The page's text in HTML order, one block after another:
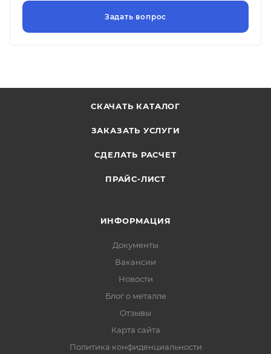
СКАЧАТЬ КАТАЛОГ
ЗАКАЗАТЬ УСЛУГИ
СДЕЛАТЬ РАСЧЕТ
ПРАЙС-ЛИСТ
ИНФОРМАЦИЯ
Документы
Вакансии
Новости
Блог о металле
Отзывы
Карта сайта
Политика конфиденциальности